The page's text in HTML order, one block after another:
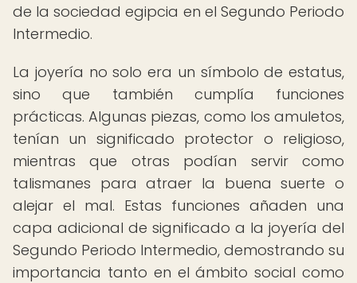
de la sociedad egipcia en el Segundo Periodo
Intermedio.
La joyería no solo era un símbolo de estatus,
sino que también cumplía funciones
prácticas. Algunas piezas, como los amuletos,
tenían un significado protector o religioso,
mientras que otras podían servir como
talismanes para atraer la buena suerte o
alejar el mal. Estas funciones añaden una
capa adicional de significado a la joyería del
Segundo Periodo Intermedio, demostrando su
importancia tanto en el ámbito social como